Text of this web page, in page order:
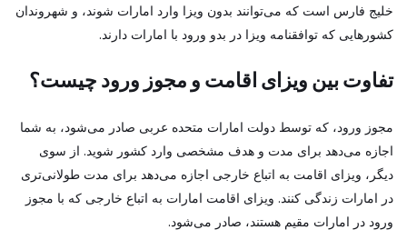
خلیج فارس است که می‌توانند بدون ویزا وارد امارات شوند، و شهروندان
کشورهایی که توافقنامه ویزا در بدو ورود با امارات دارند.
تفاوت بین ویزای اقامت و مجوز ورود چیست؟
مجوز ورود، که توسط دولت امارات متحده عربی صادر می‌شود، به شما
اجازه می‌دهد برای مدت و هدف مشخصی وارد کشور شوید. از سوی
دیگر، ویزای اقامت به اتباع خارجی اجازه می‌دهد برای مدت طولانی‌تری
در امارات زندگی کنند. ویزای اقامت امارات به اتباع خارجی که با مجوز
ورود در امارات مقیم هستند، صادر می‌شود.